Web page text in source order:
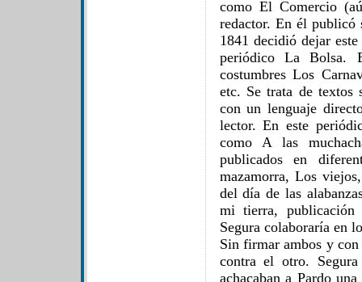
como El Comercio
redactor. En él publicó
1841 decidió dejar
periódico La Bolsa.
costumbres Los
etc. Se trata de textos
con un lenguaje
lector. En este
como A las
publicados en
mazamorra, Los
del día de las
mi tierra,
Segura colaboraría en
Sin firmar ambos y
contra el otro.
achacaban a Pardo